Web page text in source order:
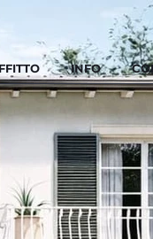
INFO